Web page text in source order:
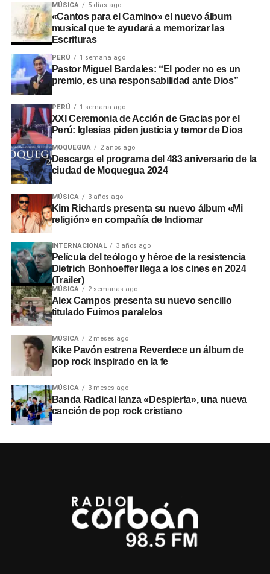
MÚSICA 5 días ago
«Cantos para el Camino» el nuevo álbum
musical que te ayudará a memorizar las
Escrituras
PERÚ 1 semana ago
Pastor Miguel Bardales: “El poder no es un
premio, es una responsabilidad ante Dios”
PERÚ 1 semana ago
XXI Ceremonia de Acción de Gracias por el
Perú: Iglesias piden justicia y temor de Dios
MOQUEGUA 2 años ago
Descarga el programa del 483 aniversario de la
ciudad de Moquegua 2024
MÚSICA 3 años ago
Kim Richards presenta su nuevo álbum «Mi
religión» en compañía de Indiomar
INTERNACIONAL 3 años ago
Película del teólogo y héroe de la resistencia
Dietrich Bonhoeffer llega a los cines en 2024
(Trailer)
MÚSICA 2 semanas ago
Alex Campos presenta su nuevo sencillo
titulado Fuimos paralelos
MÚSICA 2 meses ago
Kike Pavón estrena Reverdece un álbum de
pop rock inspirado en la fe
MÚSICA 3 meses ago
Banda Radical lanza «Despierta», una nueva
canción de pop rock cristiano